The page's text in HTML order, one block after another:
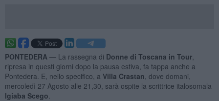
PONTEDERA — La rassegna di Donne di Toscana in Tour,
ripresa in questi giorni dopo la pausa estiva, fa tappa anche a
Pontedera. E, nello specifico, a Villa Crastan , dove domani,
mercoledì 27 Agosto alle 21,30, sarà ospite la scrittrice italosomala
Igiaba Scego